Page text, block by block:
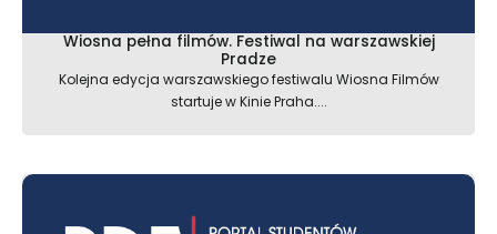
Wiosna pełna filmów. Festiwal na warszawskiej
Pradze
Kolejna edycja warszawskiego festiwalu Wiosna Filmów
startuje w Kinie Praha....